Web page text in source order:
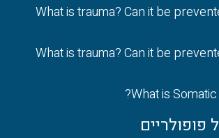
What is trauma? Can it be
What is trauma? Can it be
What is
פופולריים